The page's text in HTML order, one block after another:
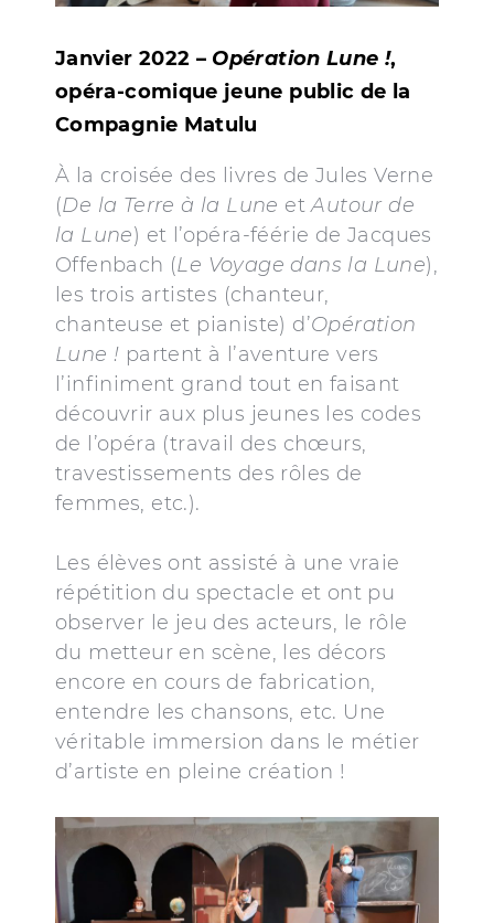
Janvier 2022 – Opération Lune !,
opéra-comique jeune public de la
Compagnie Matulu
À la croisée des livres de Jules Verne
(De la Terre à la Lune etAutour de
la Lune) et l’opéra-féérie de Jacques
Offenbach (Le Voyage dans la Lune),
les trois artistes (chanteur,
chanteuse et pianiste) d’Opération
Lune ! partent à l’aventure vers
l’infiniment grand tout en faisant
découvrir aux plus jeunes les codes
de l’opéra (travail des chœurs,
travestissements des rôles de
femmes, etc.).
Les élèves ont assisté à une vraie
répétition du spectacle et ont pu
observer le jeu des acteurs, le rôle
du metteur en scène, les décors
encore en cours de fabrication,
entendre les chansons, etc. Une
véritable immersion dans le métier
d’artiste en pleine création !